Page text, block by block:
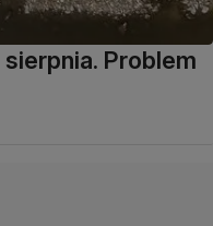
Problem